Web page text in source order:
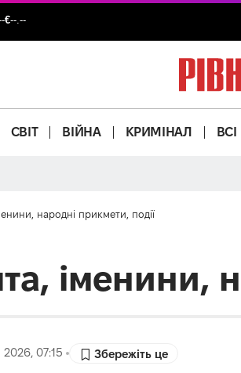
€--.--
СВІТ ВІЙНА КРИМІНАЛ
народні прикмети, події
іменини,
07:15